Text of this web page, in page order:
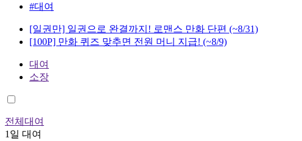
#대여
[일권만] 일권으로 완결까지! 로맨스 만화 단편 (~8/31)
[100P] 만화 퀴즈 맞추면 전원 머니 지급! (~8/9)
대여
소장
전체대여
1일 대여